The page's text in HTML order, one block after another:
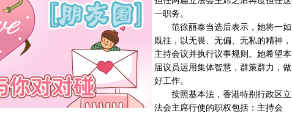
一职务。
范徐丽泰当选后表示，她将一如
既往，以无畏、无偏、无私的精神，
主持会议并执行议事规则。她希望本
届议员运用集体智慧，群策群力，做
好工作。
按照基本法，香港特别行政区立
法会主席行使的职权包括：主持会